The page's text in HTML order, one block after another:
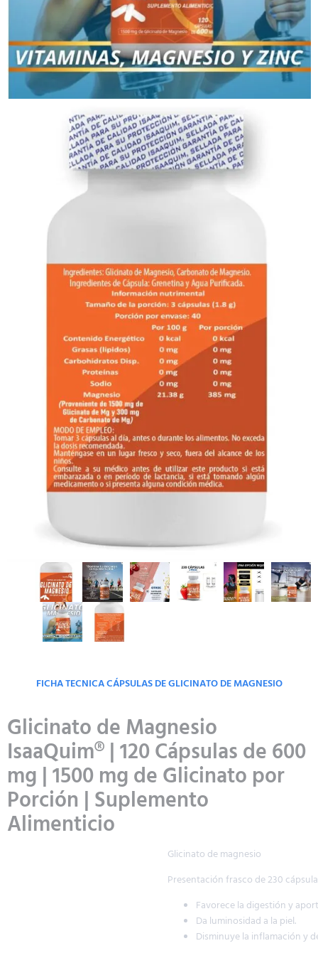
FICHA TECNICA CÁPSULAS DE GLICINATO DE MAGNESIO
Glicinato de Magnesio
IsaaQuim® | 120 Cápsulas de 600
mg | 1500 mg de Glicinato por
Porción | Suplemento
Alimenticio
Presentación frasco de 230 cápsulas de 800 mg
Favorece la digestión y aporta energía.
Disminuye la inflamación y desintoxica el organismo.